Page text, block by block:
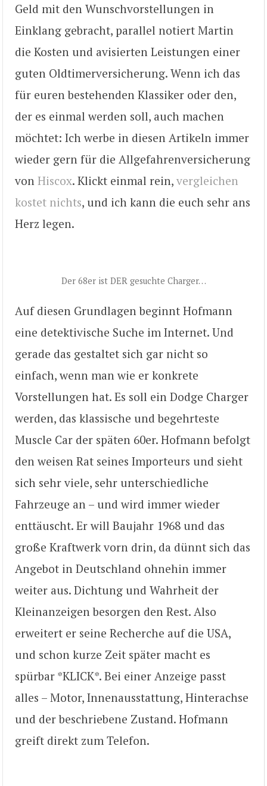
Geld mit den Wunschvorstellungen in
Einklang gebracht, parallel notiert Martin
die Kosten und avisierten Leistungen einer
guten Oldtimerversicherung. Wenn ich das
für euren bestehenden Klassiker oder den,
der es einmal werden soll, auch machen
möchtet: Ich werbe in diesen Artikeln immer
wieder gern für die Allgefahrenversicherung
von Hiscox. Klickt einmal rein, vergleichen
kostet nichts, und ich kann die euch sehr ans
Herz legen.
Der 68er ist DER gesuchte Charger…
Auf diesen Grundlagen beginnt Hofmann
eine detektivische Suche im Internet. Und
gerade das gestaltet sich gar nicht so
einfach, wenn man wie er konkrete
Vorstellungen hat. Es soll ein Dodge Charger
werden, das klassische und begehrteste
Muscle Car der späten 60er. Hofmann befolgt
den weisen Rat seines Importeurs und sieht
sich sehr viele, sehr unterschiedliche
Fahrzeuge an – und wird immer wieder
enttäuscht. Er will Baujahr 1968 und das
große Kraftwerk vorn drin, da dünnt sich das
Angebot in Deutschland ohnehin immer
weiter aus. Dichtung und Wahrheit der
Kleinanzeigen besorgen den Rest. Also
erweitert er seine Recherche auf die USA,
und schon kurze Zeit später macht es
spürbar *KLICK*. Bei einer Anzeige passt
alles – Motor, Innenausstattung, Hinterachse
und der beschriebene Zustand. Hofmann
greift direkt zum Telefon.